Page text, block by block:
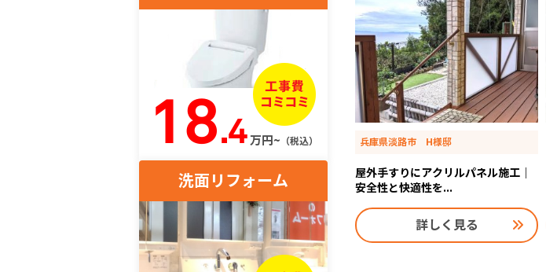
兵庫県淡路市 H様邸
屋外手すりにアクリルパネル施工｜
安全性と快適性を...
詳しく見る
18.4万円~ （税込）
洗面リフォーム